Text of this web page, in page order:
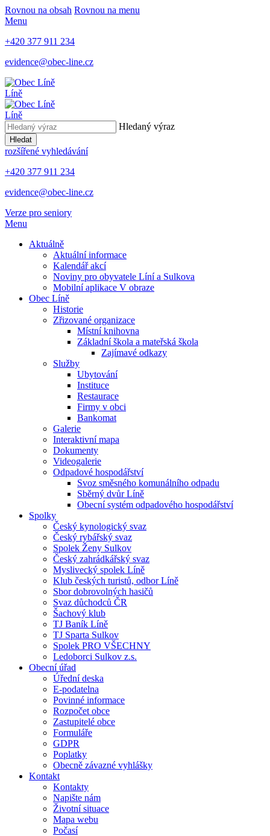
Rovnou na obsah Rovnou na menu
Menu
+420 377 911 234
evidence@obec-line.cz
Líně
Líně
Hledaný výraz
Hledat
rozšířené vyhledávání
+420 377 911 234
evidence@obec-line.cz
Verze pro seniory
Menu
Aktuálně
Aktuální informace
Kalendář akcí
Noviny pro obyvatele Líní a Sulkova
Mobilní aplikace V obraze
Obec Líně
Historie
Zřizované organizace
Místní knihovna
Základní škola a mateřská škola
Zajímavé odkazy
Služby
Ubytování
Instituce
Restaurace
Firmy v obci
Bankomat
Galerie
Interaktivní mapa
Dokumenty
Videogalerie
Odpadové hospodářství
Svoz směsného komunálního odpadu
Sběrný dvůr Líně
Obecní systém odpadového hospodářství
Spolky
Český kynologický svaz
Český rybářský svaz
Spolek Ženy Sulkov
Český zahrádkářský svaz
Myslivecký spolek Líně
Klub českých turistů, odbor Líně
Sbor dobrovolných hasičů
Svaz důchodců ČR
Šachový klub
TJ Baník Líně
TJ Sparta Sulkov
Spolek PRO VŠECHNY
Ledoborci Sulkov z.s.
Obecní úřad
Úřední deska
E-podatelna
Povinné informace
Rozpočet obce
Zastupitelé obce
Formuláře
GDPR
Poplatky
Obecně závazné vyhlášky
Kontakt
Kontakty
Napište nám
Životní situace
Mapa webu
Počasí